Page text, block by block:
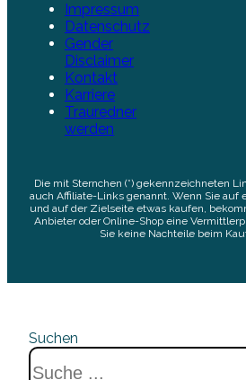
Impressum
Datenschutz
Gender
Disclaimer
Kontakt
Karriere
Trauredner
werden
Die mit Sternchen (*) gekennzeichneten
auch Affiliate-Links genannt. Wenn Sie auf
und auf der Zielseite etwas kaufen,
Anbieter oder Online-Shop eine
Sie keine Nachteile beim
Suchen